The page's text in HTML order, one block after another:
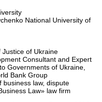
National University of
Justice of Ukraine
Consultant and Expert
Governments of Ukraine,
Bank Group
business law, dispute
Law» law firm